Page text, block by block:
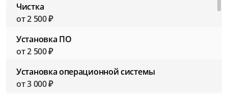
Чистка
от 2 500 ₽
Установка ПО
от 2 500 ₽
Установка операционной системы
от 3 000 ₽